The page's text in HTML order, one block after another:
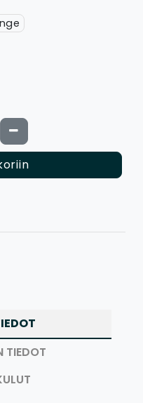
määrää
Vähennä määrää
TIEDOT